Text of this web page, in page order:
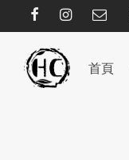
首頁